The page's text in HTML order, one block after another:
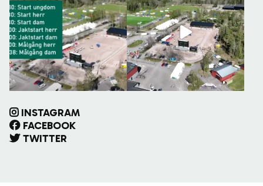
INSTAGRAM
FACEBOOK
TWITTER